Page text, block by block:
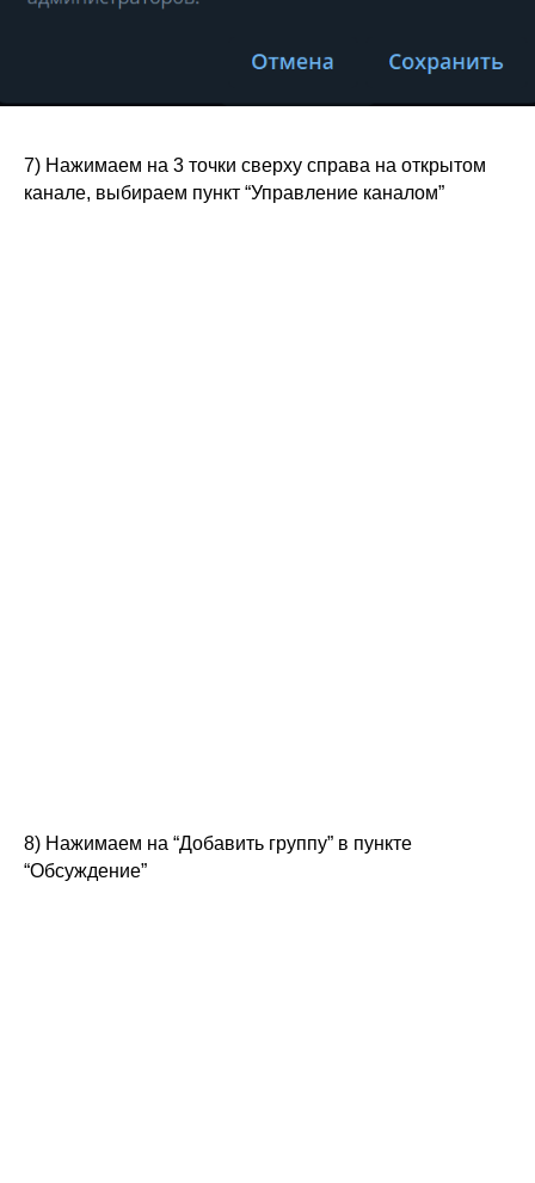
7) Нажимаем на 3 точки сверху справа на открытом
канале, выбираем пункт “Управление каналом”
8) Нажимаем на “Добавить группу” в пункте
“Обсуждение”